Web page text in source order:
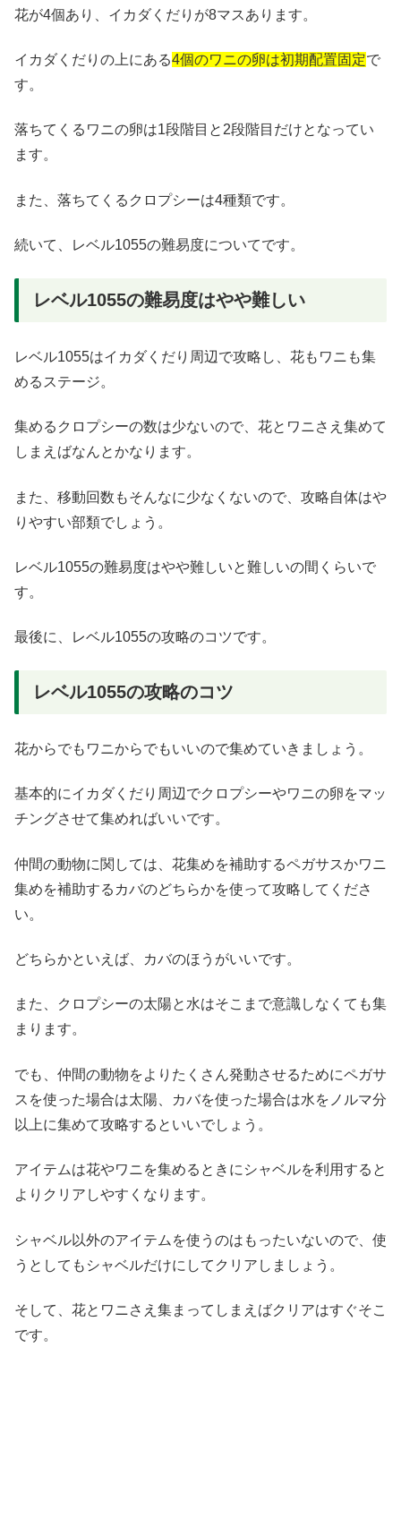
花が4個あり、イカダくだりが8マスあります。
イカダくだりの上にある4個のワニの卵は初期配置固定で
す。
落ちてくるワニの卵は1段階目と2段階目だけとなってい
ます。
また、落ちてくるクロプシーは4種類です。
続いて、レベル1055の難易度についてです。
レベル1055の難易度はやや難しい
レベル1055はイカダくだり周辺で攻略し、花もワニも集
めるステージ。
集めるクロプシーの数は少ないので、花とワニさえ集めて
しまえばなんとかなります。
また、移動回数もそんなに少なくないので、攻略自体はや
りやすい部類でしょう。
レベル1055の難易度はやや難しいと難しいの間くらいで
す。
最後に、レベル1055の攻略のコツです。
レベル1055の攻略のコツ
花からでもワニからでもいいので集めていきましょう。
基本的にイカダくだり周辺でクロプシーやワニの卵をマッ
チングさせて集めればいいです。
仲間の動物に関しては、花集めを補助するペガサスかワニ
集めを補助するカバのどちらかを使って攻略してくださ
い。
どちらかといえば、カバのほうがいいです。
また、クロプシーの太陽と水はそこまで意識しなくても集
まります。
でも、仲間の動物をよりたくさん発動させるためにペガサ
スを使った場合は太陽、カバを使った場合は水をノルマ分
以上に集めて攻略するといいでしょう。
アイテムは花やワニを集めるときにシャベルを利用すると
よりクリアしやすくなります。
シャベル以外のアイテムを使うのはもったいないので、使
うとしてもシャベルだけにしてクリアしましょう。
そして、花とワニさえ集まってしまえばクリアはすぐそこ
です。